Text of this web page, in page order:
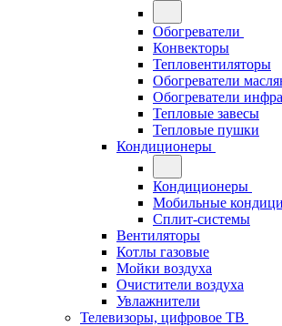
Обогреватели
Конвекторы
Тепловентиляторы
Обогреватели
Обогреватели
Тепловые завесы
Тепловые пушки
Кондиционеры
Кондиционеры
Мобильные
Сплит-системы
Вентиляторы
Котлы газовые
Мойки воздуха
Очистители воздуха
Увлажнители
Телевизоры, цифровое ТВ